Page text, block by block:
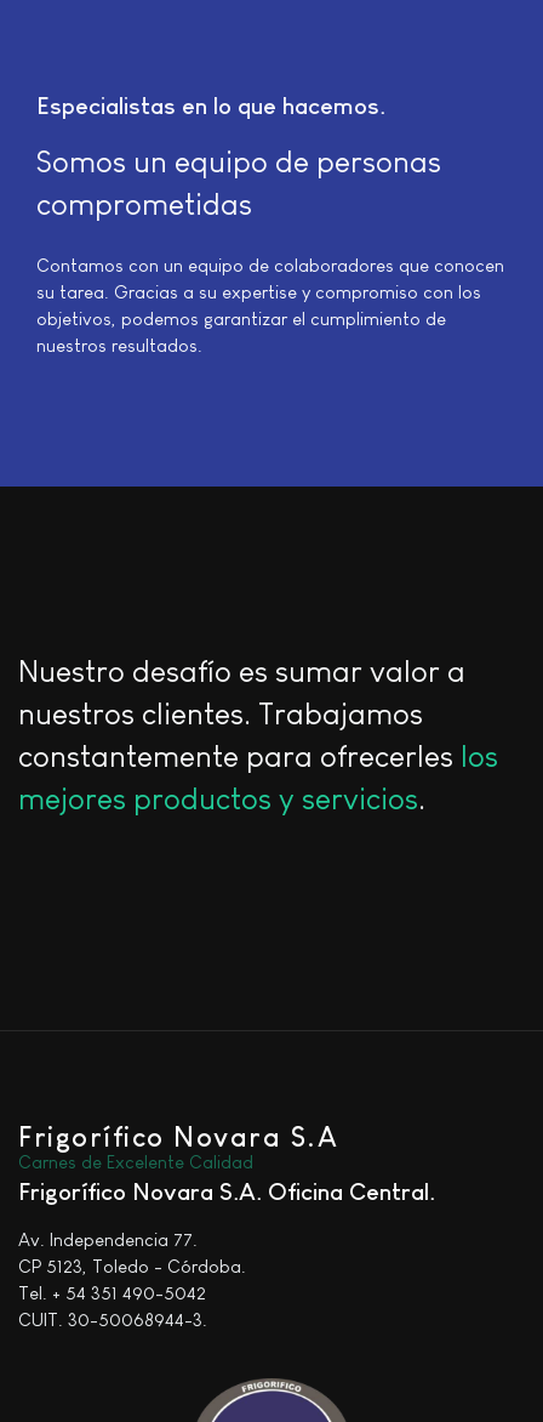
Especialistas en lo que hacemos
Somos un equipo de personas
comprometidas
Contamos con un equipo de colaboradores que conocen
su tarea. Gracias a su expertise y compromiso con los
objetivos, podemos garantizar el cumplimiento de
nuestros resultados.
Nuestro desafío es sumar valor a
nuestros clientes. Trabajamos
constantemente para ofrecerles los
mejores productos y servicios.
Frigorífico Novara S.A
Carnes de Excelente Calidad
Frigorífico Novara S.A. Oficina Central
Av. Independencia 77.
CP 5123, Toledo - Córdoba.
Tel. + 54 351 490-5042
CUIT. 30-50068944-3.